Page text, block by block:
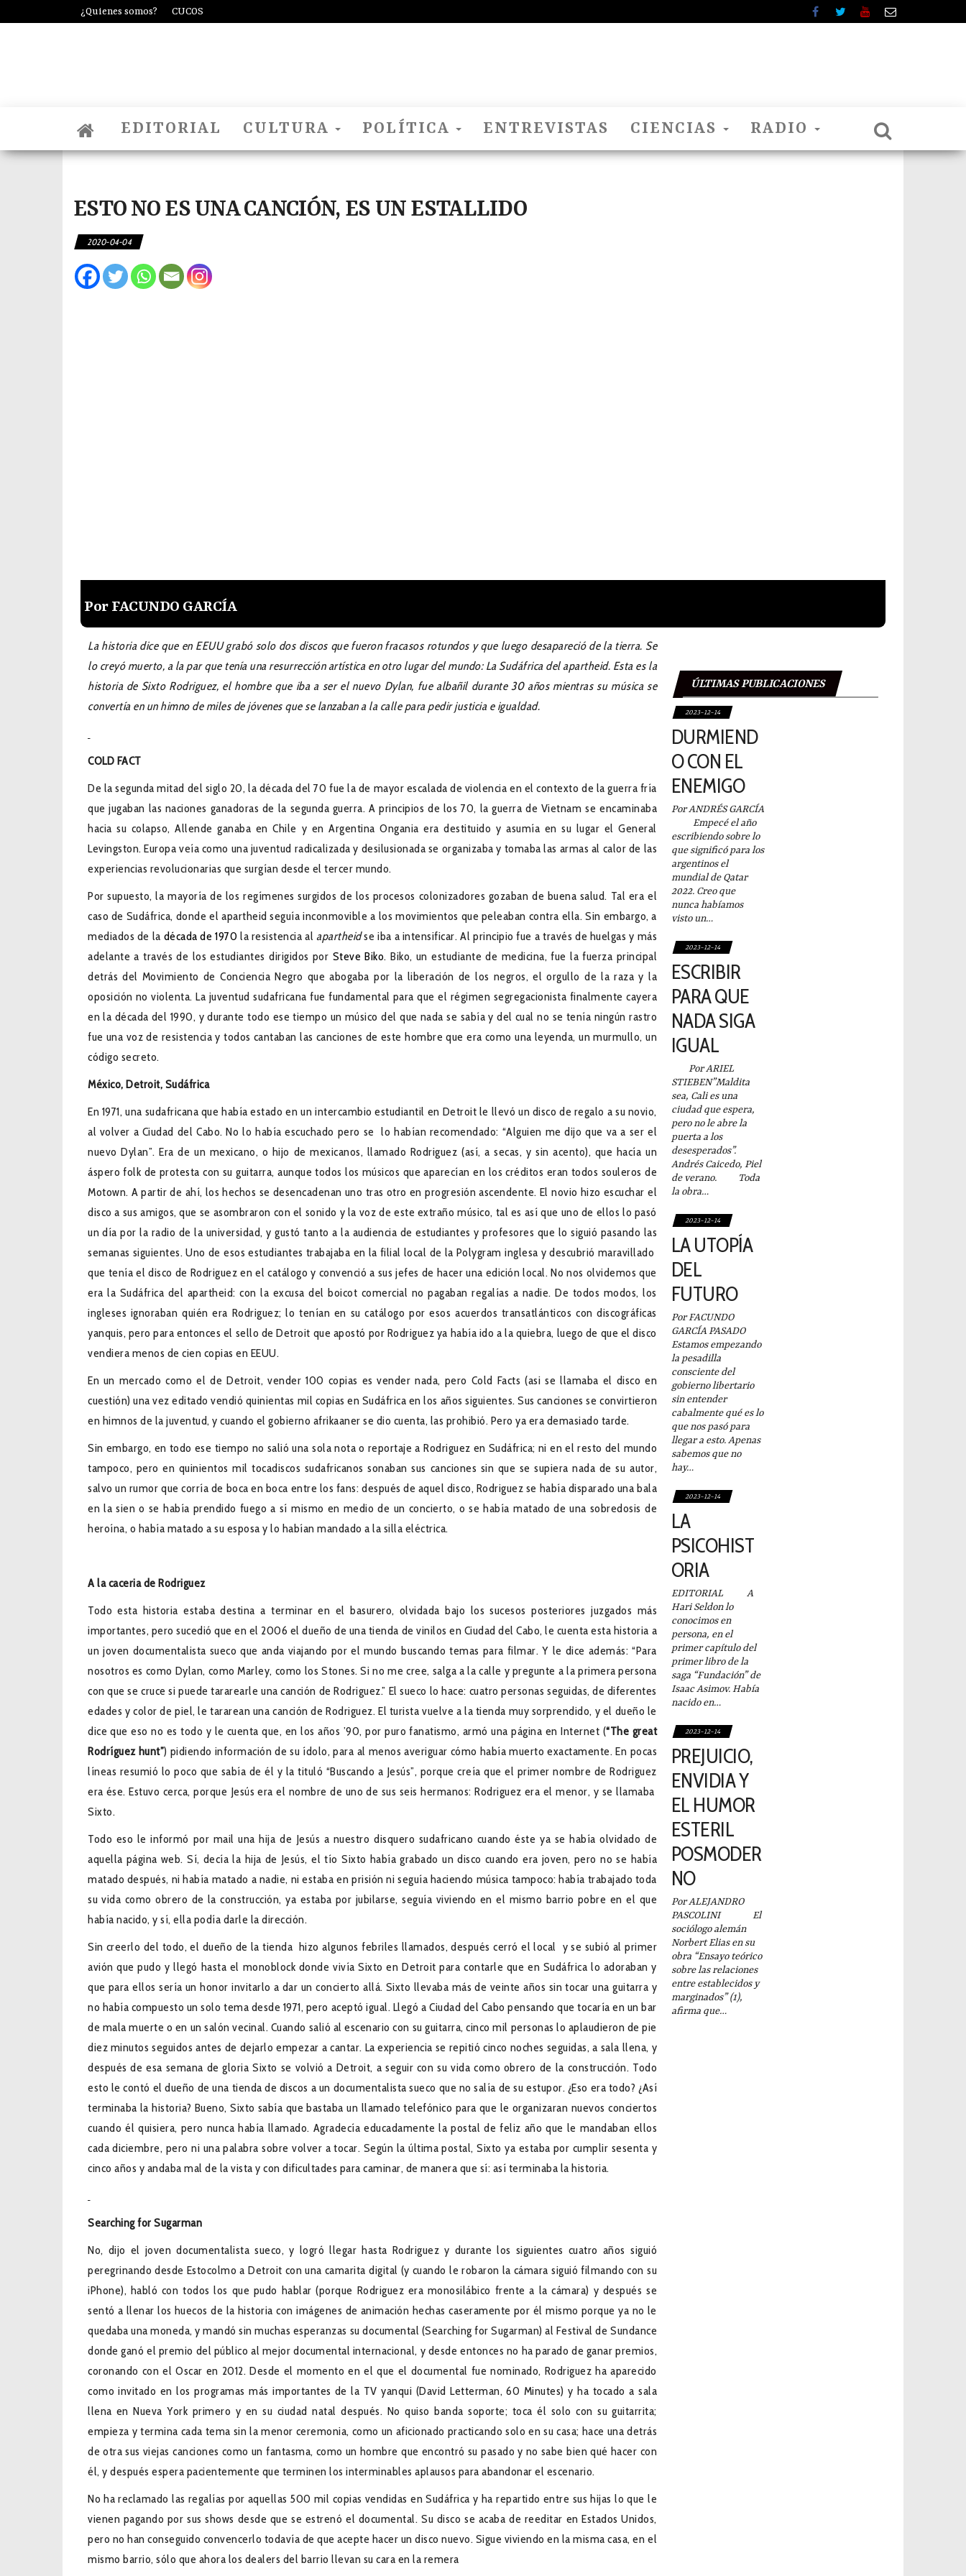
¿Quienes somos? CUCOS
Cuco
EDITORIAL CULTURA POLÍTICA ENTREVISTAS CIENCIAS RADIO
ESTO NO ES UNA CANCIÓN, ES UN ESTALLIDO
2020-04-04
Por FACUNDO GARCÍA
La historia dice que en EEUU grabó solo dos discos que fueron fracasos rotundos y que luego desapareció de la tierra. Se
lo creyó muerto, a la par que tenía una resurrección artística en otro lugar del mundo: La Sudáfrica del apartheid. Esta es la
historia de Sixto Rodriguez, el hombre que iba a ser el nuevo Dylan, fue albañil durante 30 años mientras su música se
convertía en un himno de miles de jóvenes que se lanzaban a la calle para pedir justicia e igualdad.
COLD FACT
De la segunda mitad del siglo 20, la década del 70 fue la de mayor escalada de violencia en el contexto de la guerra fría
que jugaban las naciones ganadoras de la segunda guerra. A principios de los 70, la guerra de Vietnam se encaminaba
hacia su colapso, Allende ganaba en Chile y en Argentina Ongania era destituido y asumía en su lugar el General
Levingston. Europa veía como una juventud radicalizada y desilusionada se organizaba y tomaba las armas al calor de las
experiencias revolucionarias que surgían desde el tercer mundo.
Por supuesto, la mayoría de los regímenes surgidos de los procesos colonizadores gozaban de buena salud. Tal era el
caso de Sudáfrica, donde el apartheid seguía inconmovible a los movimientos que peleaban contra ella. Sin embargo, a
mediados de la década de 1970 la resistencia alapartheidse iba a intensificar. Al principio fue a través de huelgas y más
adelante a través de los estudiantes dirigidos por Steve Biko. Biko, un estudiante de medicina, fue la fuerza principal
detrás del Movimiento de Conciencia Negro que abogaba por la liberación de los negros, el orgullo de la raza y la
oposición no violenta. La juventud sudafricana fue fundamental para que el régimen segregacionista finalmente cayera
en la década del 1990, y durante todo ese tiempo un músico del que nada se sabía y del cual no se tenía ningún rastro
fue una voz de resistencia y todos cantaban las canciones de este hombre que era como una leyenda, un murmullo, un
código secreto.
México, Detroit, Sudáfrica
En 1971, una sudafricana que había estado en un intercambio estudiantil en Detroit le llevó un disco de regalo a su novio,
al volver a Ciudad del Cabo. No lo había escuchado pero se lo habían recomendado: “Alguien me dijo que va a ser el
nuevo Dylan”. Era de un mexicano, o hijo de mexicanos, llamado Rodriguez (así, a secas, y sin acento), que hacía un
áspero folk de protesta con su guitarra, aunque todos los músicos que aparecían en los créditos eran todos souleros de
Motown. A partir de ahí, los hechos se desencadenan uno tras otro en progresión ascendente. El novio hizo escuchar el
disco a sus amigos, que se asombraron con el sonido y la voz de este extraño músico, tal es así que uno de ellos lo pasó
un día por la radio de la universidad, y gustó tanto a la audiencia de estudiantes y profesores que lo siguió pasando las
semanas siguientes. Uno de esos estudiantes trabajaba en la filial local de la Polygram inglesa y descubrió maravillado
que tenía el disco de Rodriguez en el catálogo y convenció a sus jefes de hacer una edición local. No nos olvidemos que
era la Sudáfrica del apartheid: con la excusa del boicot comercial no pagaban regalías a nadie. De todos modos, los
ingleses ignoraban quién era Rodriguez; lo tenían en su catálogo por esos acuerdos transatlánticos con discográficas
yanquis, pero para entonces el sello de Detroit que apostó por Rodriguez ya había ido a la quiebra, luego de que el disco
vendiera menos de cien copias en EEUU.
En un mercado como el de Detroit, vender 100 copias es vender nada, pero Cold Facts (asi se llamaba el disco en
cuestión) una vez editado vendió quinientas mil copias en Sudáfrica en los años siguientes. Sus canciones se convirtieron
en himnos de la juventud, y cuando el gobierno afrikaaner se dio cuenta, las prohibió. Pero ya era demasiado tarde.
Sin embargo, en todo ese tiempo no salió una sola nota o reportaje a Rodriguez en Sudáfrica; ni en el resto del mundo
tampoco, pero en quinientos mil tocadiscos sudafricanos sonaban sus canciones sin que se supiera nada de su autor,
salvo un rumor que corría de boca en boca entre los fans: después de aquel disco, Rodriguez se había disparado una bala
en la sien o se había prendido fuego a sí mismo en medio de un concierto, o se había matado de una sobredosis de
heroína, o había matado a su esposa y lo habían mandado a la silla eléctrica.
A la caceria de Rodriguez
Todo esta historia estaba destina a terminar en el basurero, olvidada bajo los sucesos posteriores juzgados más
importantes, pero sucedió que en el 2006 el dueño de una tienda de vinilos en Ciudad del Cabo, le cuenta esta historia a
un joven documentalista sueco que anda viajando por el mundo buscando temas para filmar. Y le dice además: “Para
nosotros es como Dylan, como Marley, como los Stones. Si no me cree, salga a la calle y pregunte a la primera persona
con que se cruce si puede tararearle una canción de Rodriguez.” El sueco lo hace: cuatro personas seguidas, de diferentes
edades y color de piel, le tararean una canción de Rodriguez. El turista vuelve a la tienda muy sorprendido, y el dueño le
dice que eso no es todo y le cuenta que, en los años ’90, por puro fanatismo, armó una página en Internet (“The great
Rodríguez hunt”) pidiendo información de su ídolo, para al menos averiguar cómo había muerto exactamente. En pocas
líneas resumió lo poco que sabía de él y la tituló “Buscando a Jesús”, porque creía que el primer nombre de Rodriguez
era ése. Estuvo cerca, porque Jesús era el nombre de uno de sus seis hermanos: Rodriguez era el menor, y se llamaba
Sixto.
Todo eso le informó por mail una hija de Jesús a nuestro disquero sudafricano cuando éste ya se había olvidado de
aquella página web. Sí, decía la hija de Jesús, el tío Sixto había grabado un disco cuando era joven, pero no se había
matado después, ni había matado a nadie, ni estaba en prisión ni seguía haciendo música tampoco: había trabajado toda
su vida como obrero de la construcción, ya estaba por jubilarse, seguía viviendo en el mismo barrio pobre en el que
había nacido, y sí, ella podía darle la dirección.
Sin creerlo del todo, el dueño de la tienda hizo algunos febriles llamados, después cerró el local y se subió al primer
avión que pudo y llegó hasta el monoblock donde vivía Sixto en Detroit para contarle que en Sudáfrica lo adoraban y
que para ellos sería un honor invitarlo a dar un concierto allá. Sixto llevaba más de veinte años sin tocar una guitarra y
no había compuesto un solo tema desde 1971, pero aceptó igual. Llegó a Ciudad del Cabo pensando que tocaría en un bar
de mala muerte o en un salón vecinal. Cuando salió al escenario con su guitarra, cinco mil personas lo aplaudieron de pie
diez minutos seguidos antes de dejarlo empezar a cantar. La experiencia se repitió cinco noches seguidas, a sala llena, y
después de esa semana de gloria Sixto se volvió a Detroit, a seguir con su vida como obrero de la construcción. Todo
esto le contó el dueño de una tienda de discos a un documentalista sueco que no salía de su estupor. ¿Eso era todo? ¿Así
terminaba la historia? Bueno, Sixto sabía que bastaba un llamado telefónico para que le organizaran nuevos conciertos
cuando él quisiera, pero nunca había llamado. Agradecía educadamente la postal de feliz año que le mandaban ellos
cada diciembre, pero ni una palabra sobre volver a tocar. Según la última postal, Sixto ya estaba por cumplir sesenta y
cinco años y andaba mal de la vista y con dificultades para caminar, de manera que sí: así terminaba la historia.
Searching for Sugarman
No, dijo el joven documentalista sueco, y logró llegar hasta Rodriguez y durante los siguientes cuatro años siguió
peregrinando desde Estocolmo a Detroit con una camarita digital (y cuando le robaron la cámara siguió filmando con su
iPhone), habló con todos los que pudo hablar (porque Rodriguez era monosilábico frente a la cámara) y después se
sentó a llenar los huecos de la historia con imágenes de animación hechas caseramente por él mismo porque ya no le
quedaba una moneda, y mandó sin muchas esperanzas su documental (Searching for Sugarman) al Festival de Sundance
donde ganó el premio del público al mejor documental internacional, y desde entonces no ha parado de ganar premios,
coronando con el Oscar en 2012. Desde el momento en el que el documental fue nominado, Rodriguez ha aparecido
como invitado en los programas más importantes de la TV yanqui (David Letterman, 60 Minutes) y ha tocado a sala
llena en Nueva York primero y en su ciudad natal después. No quiso banda soporte; toca él solo con su guitarrita;
empieza y termina cada tema sin la menor ceremonia, como un aficionado practicando solo en su casa; hace una detrás
de otra sus viejas canciones como un fantasma, como un hombre que encontró su pasado y no sabe bien qué hacer con
él, y después espera pacientemente que terminen los interminables aplausos para abandonar el escenario.
No ha reclamado las regalías por aquellas 500 mil copias vendidas en Sudáfrica y ha repartido entre sus hijas lo que le
vienen pagando por sus shows desde que se estrenó el documental. Su disco se acaba de reeditar en Estados Unidos,
pero no han conseguido convencerlo todavía de que acepte hacer un disco nuevo. Sigue viviendo en la misma casa, en el
mismo barrio, sólo que ahora los dealers del barrio llevan su cara en la remera
ÚLTIMAS PUBLICACIONES
2023-12-14
DURMIEND
O CON EL
ENEMIGO
Por ANDRÉS GARCÍA
Empecé el año
escribiendo sobre lo
que significó para los
argentinos el
mundial de Qatar
2022. Creo que
nunca habíamos
visto un…
2023-12-14
ESCRIBIR
PARA QUE
NADA SIGA
IGUAL
Por ARIEL
STIEBEN”Maldita
sea, Cali es una
ciudad que espera,
pero no le abre la
puerta a los
desesperados”.
Andrés Caicedo, Piel
de verano. Toda
la obra…
2023-12-14
LA UTOPÍA
DEL
FUTURO
Por FACUNDO
GARCÍA PASADO
Estamos empezando
la pesadilla
consciente del
gobierno libertario
sin entender
cabalmente qué es lo
que nos pasó para
llegar a esto. Apenas
sabemos que no
hay…
2023-12-14
LA
PSICOHIST
ORIA
EDITORIAL A
Hari Seldon lo
conocimos en
persona, en el
primer capítulo del
primer libro de la
saga “Fundación” de
Isaac Asimov. Había
nacido en…
2023-12-14
PREJUICIO,
ENVIDIA Y
EL HUMOR
ESTERIL
POSMODER
NO
Por ALEJANDRO
PASCOLINI El
sociólogo alemán
Norbert Elias en su
obra “Ensayo teórico
sobre las relaciones
entre establecidos y
marginados” (1),
afirma que…